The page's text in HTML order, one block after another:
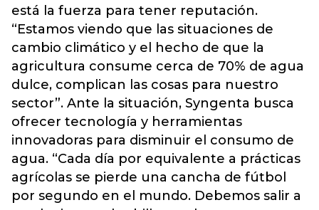
está la fuerza para tener reputación.
“Estamos viendo que las situaciones de
cambio climático y el hecho de que la
agricultura consume cerca de 70% de agua
dulce, complican las cosas para nuestro
sector”. Ante la situación, Syngenta busca
ofrecer tecnología y herramientas
innovadoras para disminuir el consumo de
agua. “Cada día por equivalente a prácticas
agrícolas se pierde una cancha de fútbol
por segundo en el mundo. Debemos salir a